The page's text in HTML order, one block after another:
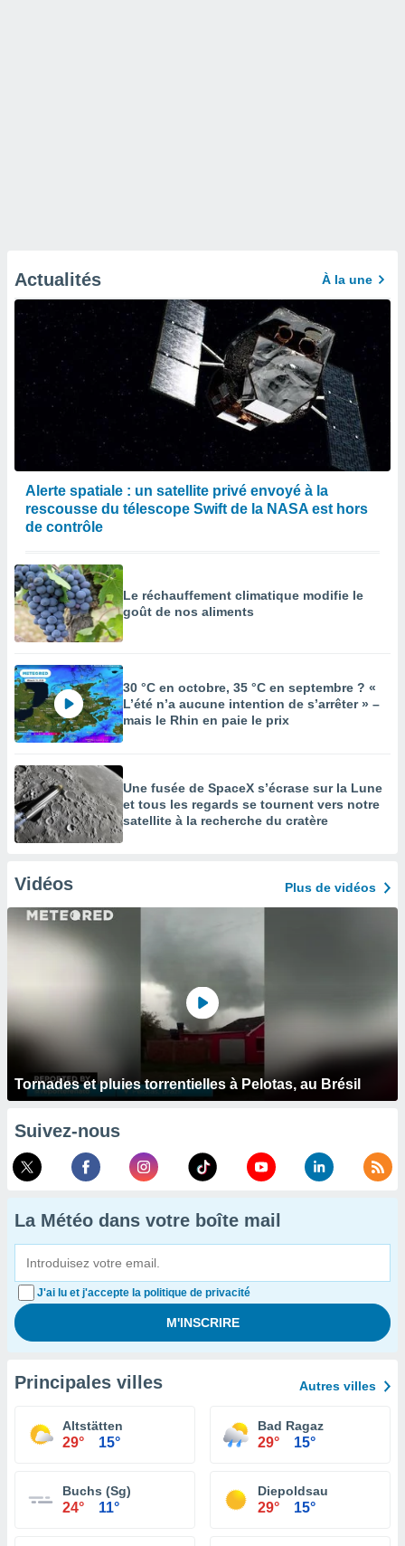
Actualités À la une
Alerte spatiale : un satellite privé envoyé à la
rescousse du télescope Swift de la NASA est hors
de contrôle
Le réchauffement climatique modifie le
goût de nos aliments
30 °C en octobre, 35 °C en septembre ? «
L’été n’a aucune intention de s’arrêter » –
mais le Rhin en paie le prix
Une fusée de SpaceX s’écrase sur la Lune
et tous les regards se tournent vers notre
satellite à la recherche du cratère
Vidéos Plus de vidéos
Tornades et pluies torrentielles à Pelotas, au Brésil
Suivez-nous
La Météo dans votre boîte mail
J'ai lu et j'accepte la politique de privacité
Principales villes Autres villes
Altstätten
29° 15°
Bad Ragaz
29° 15°
Buchs (Sg)
24° 11°
Diepoldsau
29° 15°